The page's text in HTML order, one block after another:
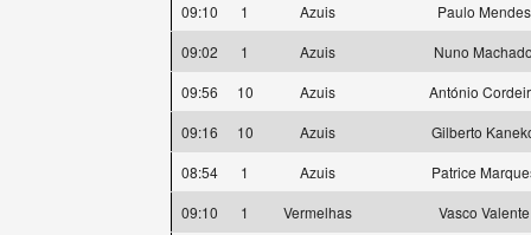
09:10
1 Azuis
Paulo Mendes
09:02
1 Azuis
Nuno
09:56
10 Azuis
António
09:16
10 Azuis
Gilberto
08:54
1 Azuis
Patrice
09:10
1 Vermelhas
Vasco Valente